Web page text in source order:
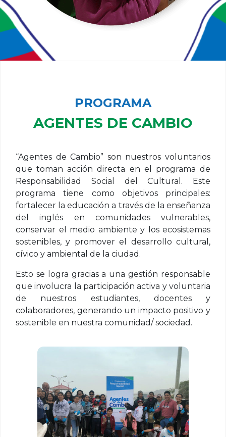
PROGRAMA
AGENTES DE CAMBIO
“Agentes de Cambio” son nuestros voluntarios
que toman acción directa en el programa de
Responsabilidad Social del Cultural. Este
programa tiene como objetivos principales:
fortalecer la educación a través de la enseñanza
del inglés en comunidades vulnerables,
conservar el medio ambiente y los ecosistemas
sostenibles, y promover el desarrollo cultural,
cívico y ambiental de la ciudad.
Esto se logra gracias a una gestión responsable
que involucra la participación activa y voluntaria
de nuestros estudiantes, docentes y
colaboradores, generando un impacto positivo y
sostenible en nuestra comunidad/ sociedad.